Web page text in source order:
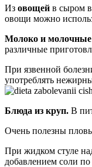
Из овощей в сыром
овощи можно
Молоко и
различные
При язвенной
употреблять
Блюда из круп. В
Очень полезны
При жидком стуле
добавлением соли